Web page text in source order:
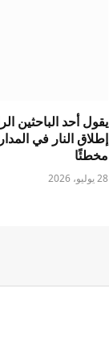
يقول أحد الباحثين
إطلاق النار في
مخطئًا
28 يوليو، 2026